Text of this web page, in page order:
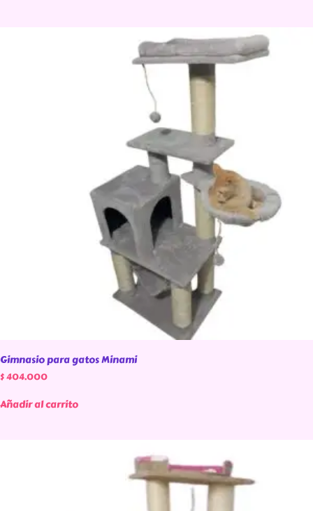
Gimnasio para gatos Minami
$404.000
Añadir al carrito